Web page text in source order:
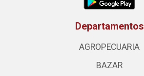
Departamentos
AGROPECUARIA
BAZAR